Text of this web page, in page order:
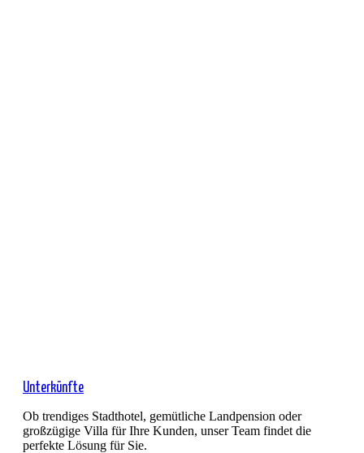
Unterkünfte
Ob trendiges Stadthotel, gemütliche Landpension oder
großzügige Villa für Ihre Kunden, unser Team findet die
perfekte Lösung für Sie.